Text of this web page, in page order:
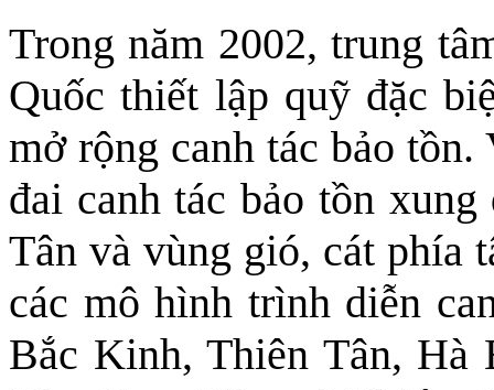
Trong năm 2002, trung
Quốc thiết lập quỹ đặc
mở rộng canh tác bảo
đai canh tác bảo tồn
Tân và vùng gió, cát phía
các mô hình trình diễn
Bắc Kinh, Thiên Tân,